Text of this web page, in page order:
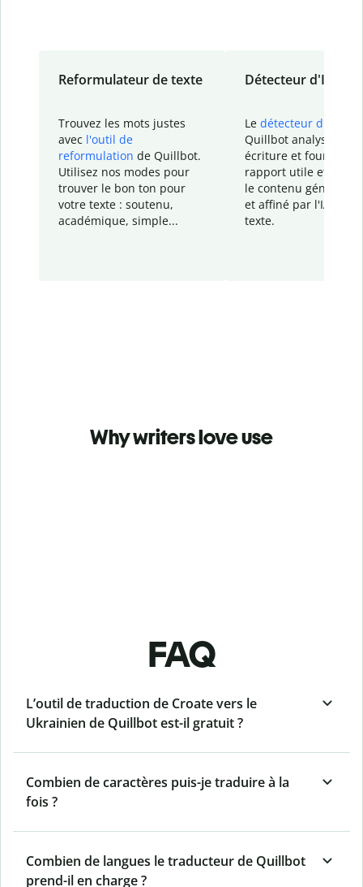
Reformulateur de texte
Trouvez les mots justes
avec l'outil de
reformulation de Quillbot.
Utilisez nos modes pour
trouver le bon ton pour
votre texte : soutenu,
académique, simple...
Détecteur d'IA
Le détecteur d'IA
Quillbot analyse votre
écriture et fournit un
rapport utile et
le contenu généré
et affiné par l'IA
texte.
Why writers love use
FAQ
L’outil de traduction de Croate vers le
Ukrainien de Quillbot est-il gratuit ?
Combien de caractères puis-je traduire à la
fois ?
Combien de langues le traducteur de Quillbot
prend-il en charge ?